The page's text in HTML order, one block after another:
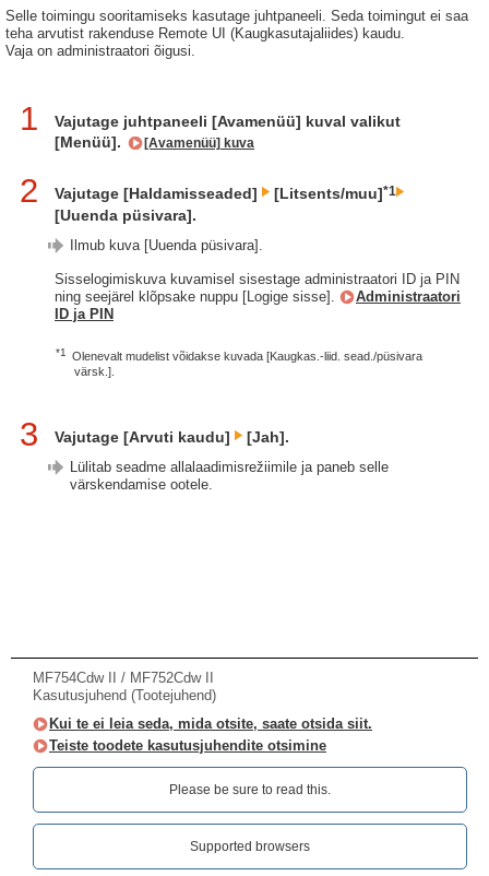
Selle toimingu sooritamiseks kasutage juhtpaneeli. Seda toimingut ei saa
teha arvutist rakenduse Remote UI (Kaugkasutajaliides) kaudu.
Vaja on administraatori õigusi.
1
Vajutage juhtpaneeli [Avamenüü] kuval valikut
[Menüü].
[Avamenüü] kuva
2 Vajutage [Haldamisseaded] [Litsents/muu]*1
[Uuenda püsivara].
Ilmub kuva [Uuenda püsivara].
Sisselogimiskuva kuvamisel sisestage administraatori ID ja PIN
ning seejärel klõpsake nuppu [Logige sisse].
Administraatori
ID ja PIN
*1
Olenevalt mudelist võidakse kuvada [Kaugkas.-liid. sead./püsivara
värsk.].
3 Vajutage [Arvuti kaudu] [Jah].
Lülitab seadme allalaadimisrežiimile ja paneb selle
värskendamise ootele.
MF754Cdw II / MF752Cdw II
Kasutusjuhend (Tootejuhend)
Kui te ei leia seda, mida otsite, saate otsida siit.
Teiste toodete kasutusjuhendite otsimine
Please be sure to read this.‎
Supported browsers